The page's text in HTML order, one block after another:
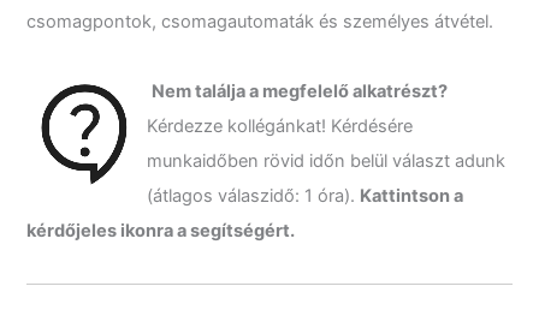
v
e
csomagpontok, csomagautomaták és személyes átvétel.
Nem találja a megfelelő alkatrészt?
Kérdezze kollégánkat! Kérdésére
munkaidőben rövid időn belül választ adunk
(átlagos válaszidő: 1 óra). Kattintson a
kérdőjeles ikonra a segítségért.